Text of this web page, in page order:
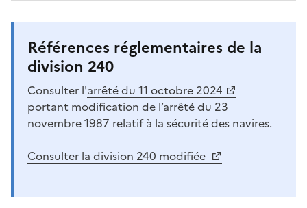
Références réglementaires de la
division 240
Consulter l'arrêté du 11 octobre 2024
portant modification de l’arrêté du 23
novembre 1987 relatif à la sécurité des navires.
Consulter la division 240 modifiée